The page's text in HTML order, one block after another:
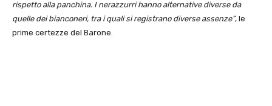
rispetto alla panchina. I nerazzurri hanno alternative diverse da
quelle dei bianconeri, tra i quali si registrano diverse assenze”, le
prime certezze del Barone.